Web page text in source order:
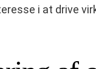
i at drive